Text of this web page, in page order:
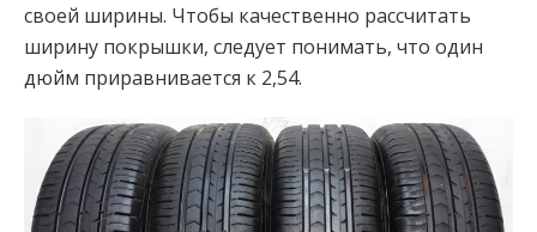
своей ширины. Чтобы качественно рассчитать
ширину покрышки, следует понимать, что один
дюйм приравнивается к 2,54.